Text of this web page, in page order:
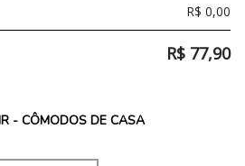
R$ 0,00
R$ 77,90
- CÔMODOS DE CASA